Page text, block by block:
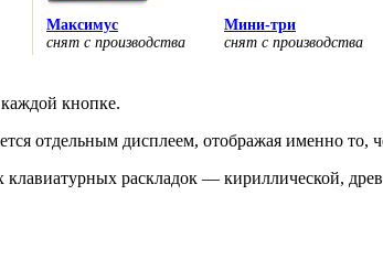
Максимус
снят с производства
Мини-три
снят с производства
кнопке.
отдельным дисплеем, отображая именно то,
раскладок — кириллической,